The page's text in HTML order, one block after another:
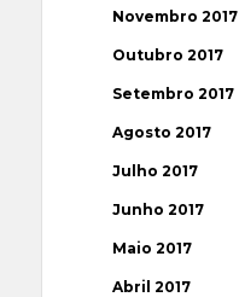
Novembro 2017
Outubro 2017
Setembro 2017
Agosto 2017
Julho 2017
Junho 2017
Maio 2017
Abril 2017